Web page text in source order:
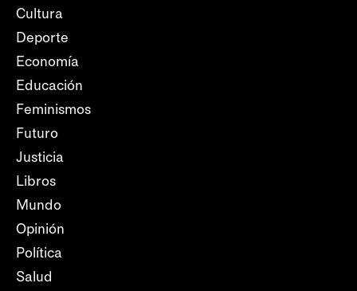
Cultura
Deporte
Economía
Educación
Feminismos
Futuro
Justicia
Libros
Mundo
Opinión
Política
Salud